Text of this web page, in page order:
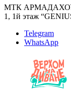
МТК АРМАДАХОУМ
1, 1й этаж
Telegram
WhatsApp